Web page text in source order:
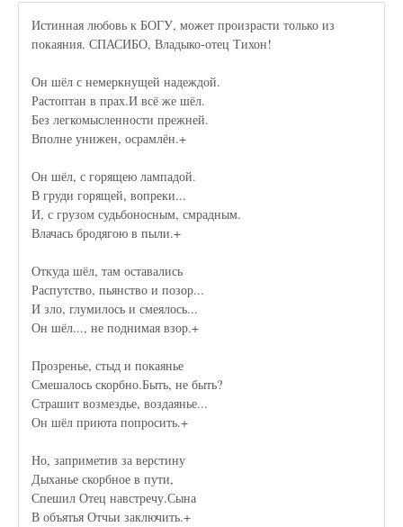
Истинная любовь к БОГУ, может произрасти только из
покаяния. СПАСИБО, Владыко-отец Тихон!
Он шёл с немеркнущей надеждой.
Растоптан в прах.И всё же шёл.
Без легкомысленности прежней.
Вполне унижен, осрамлён.+
Он шёл, с горящею лампадой.
В груди горящей, вопреки...
И, с грузом судьбоносным, смрадным.
Влачась бродягою в пыли.+
Откуда шёл, там оставались
Распутство, пьянство и позор...
И зло, глумилось и смеялось...
Он шёл..., не поднимая взор.+
Прозренье, стыд и покаянье
Смешалось скорбно.Быть, не быть?
Страшит возмездье, воздаянье...
Он шёл приюта попросить.+
Но, заприметив за верстину
Дыханье скорбное в пути,
Спешил Отец навстречу.Сына
В объятья Отчьи заключить.+